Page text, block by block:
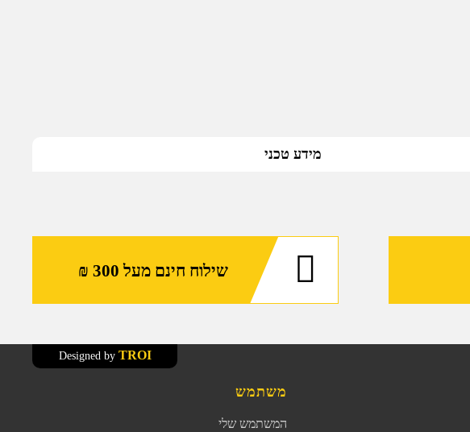
מידע טכני
שילוח חינם מעל 300 ₪
TROI
Designed by
משתמש
המשתמש שלי